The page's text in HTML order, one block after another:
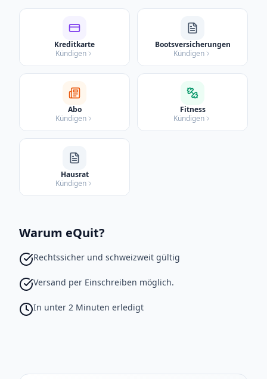
Kreditkarte
Kündigen
Bootsversicherungen
Kündigen
Abo
Kündigen
Fitness
Kündigen
Hausrat
Kündigen
Warum eQuit?
Rechtssicher und schweizweit gültig
Versand per Einschreiben möglich.
In unter 2 Minuten erledigt